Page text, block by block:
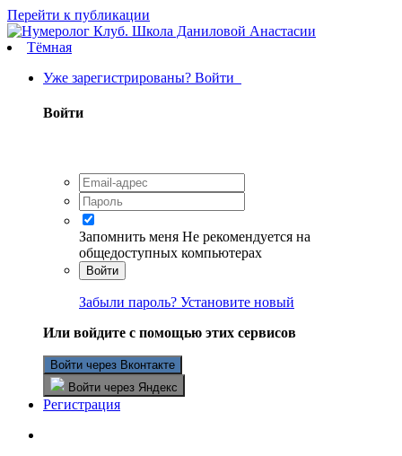
Перейти к публикации
Тёмная
Уже зарегистрированы? Войти
Войти
Запомнить меня Не рекомендуется на
общедоступных компьютерах
Войти
Забыли пароль? Установите новый
Или войдите с помощью этих сервисов
Войти через Вконтакте
Войти через Яндекс
Регистрация